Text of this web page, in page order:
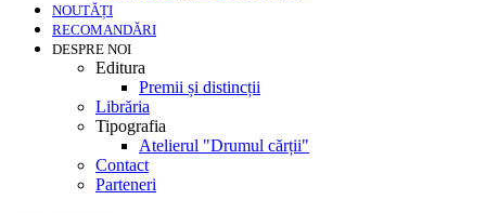
NOUTĂȚI
RECOMANDĂRI
DESPRE NOI
Editura
Premii și distincții
Librăria
Tipografia
Atelierul "Drumul cărții"
Contact
Parteneri